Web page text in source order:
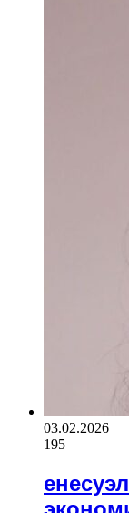
03.02.2026
195